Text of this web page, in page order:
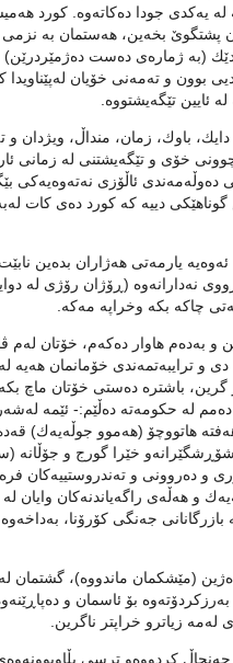
یه‌كدی جودا ده‌كاته‌وه‌. كورد
پشتگوێ بخه‌ین‌، هه‌ستمان به‌
(به‌ ژماره‌ی ده‌ست
بوون و تەمەنی خۆیان
ئایین تێگه‌یشتووه‌.
باوك، زمان، منداڵ، ویژدان
خۆی و تێگه‌یشتنی له‌ زمانی
ده‌وڵه‌مه‌ندی ئاڵۆزی
دییه‌ كه‌ كورد ده‌ی كات
ئه‌وه‌یه‌ یارمه‌تی هه‌ژاران
نه‌دارانه‌وه‌ (ڕۆژان رۆژی له‌
چاكه‌ بكه‌ وخراپه‌ مه‌كه‌.
١ / ٢٠٢٠ وە‌ به‌ نووسین و به‌ده‌م هاوار
و ترایبه‌تمه‌ندی خۆمانمان هه‌یه‌
باشتره‌ ده‌ستی خۆتان ماچ
زیاتره‌ ڕووی ده‌مم له‌‌ حكومه‌ته‌ ده‌ڵێم:-
و واسیته‌) له‌ حكومه‌ت كرد ٢ هه‌فته‌
و ده‌روونی و ته‌ندروستییه‌كان
و هه‌ڵه‌ی راگه‌یاندنه‌كان
جه‌نگی كۆرۆنا،
(مێشكمان ماندووه‌)، گشتمان
بۆ‌ ئاسمان و
زیاترو خراپتر ناگرین.
كردووه‌و ترسی